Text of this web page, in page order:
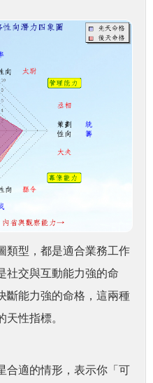
類型，都是適合業務工作
社交與互動能力強的命
斷能力強的命格，這兩種
性指標。
合適的情形，表示你「可